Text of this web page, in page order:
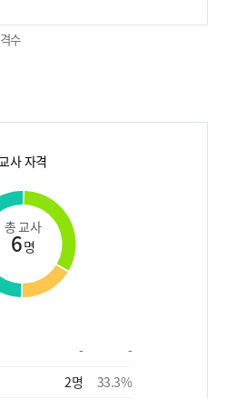
수
사 자격
총 교사
6명
-
-
2명 33.3%